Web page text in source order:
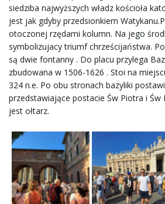
siedziba najwyższych władz kościoła
jest jak gdyby przedsionkiem
otoczonej rzędami kolumn. Na jego
symbolizujacy triumf chrześcijaństwa.
są dwie fontanny . Do placu przylega
zbudowana w 1506-1626 . Stoi na
324 n.e. Po obu stronach bazyliki
przedstawiające postacie Św Piotra i Św
jest ołtarz.